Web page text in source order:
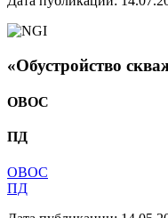
«Обустройство
ОВОС
ПД
ОВОС
ПД